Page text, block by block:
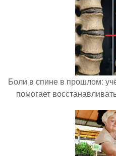
Боли в спине в прошлом:
помогает